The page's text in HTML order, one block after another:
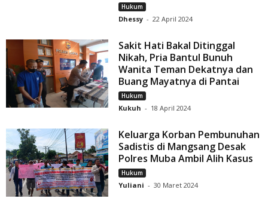
Hukum
Dhessy - 22 April 2024
Sakit Hati Bakal Ditinggal
Nikah, Pria Bantul Bunuh
Wanita Teman Dekatnya dan
Buang Mayatnya di Pantai
Hukum
Kukuh - 18 April 2024
Keluarga Korban Pembunuhan
Sadistis di Mangsang Desak
Polres Muba Ambil Alih Kasus
Hukum
Yuliani - 30 Maret 2024